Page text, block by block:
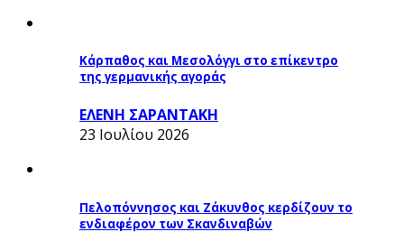
Κάρπαθος και Μεσολόγγι στο επίκεντρο
της γερμανικής αγοράς
ΕΛΕΝΗ ΣΑΡΑΝΤΑΚΗ
23 Ιουλίου 2026
Πελοπόννησος και Ζάκυνθος κερδίζουν το
ενδιαφέρον των Σκανδιναβών